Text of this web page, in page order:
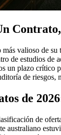
valioso de
de estudios de
un plazo
de
de
de
australiano